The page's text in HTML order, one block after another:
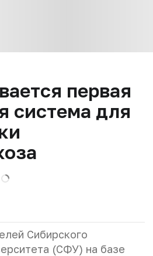
первая
система для
Сибирского
(СФУ) на базе